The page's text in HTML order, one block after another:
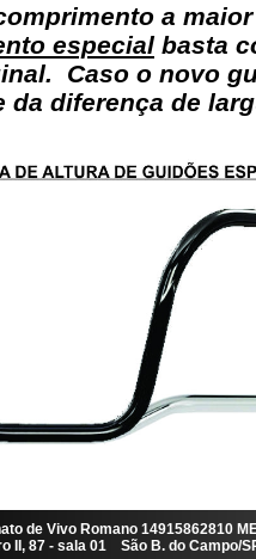
a
especial basta
Caso o novo
da diferença de
de Vivo Romano
II, 87 - sala 01 São B. do